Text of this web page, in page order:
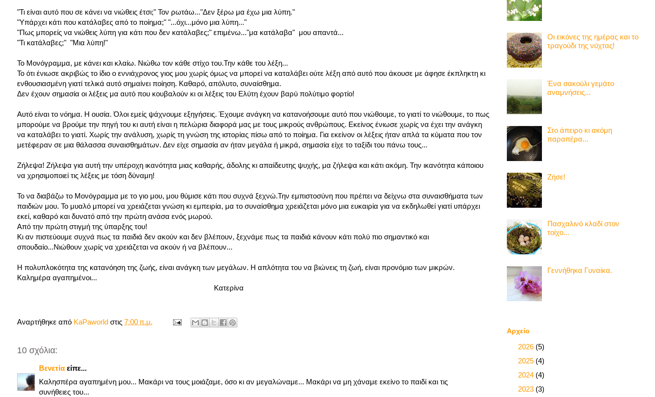
"Τι είναι αυτό που σε κάνει να νιώθεις έτσι;" Τον ρωτάω..."Δεν ξέρω μα έχω μια λύπη."
"Υπάρχει κάτι που κατάλαβες από το ποίημα;" "...όχι...μόνο μια λύπη..."
"Πως μπορείς να νιώθεις λύπη για κάτι που δεν κατάλαβες;" επιμένω..."μα κατάλαβα" μου απαντά...
"Τι κατάλαβες;" "Μια λύπη!"
Το Μονόγραμμα, με κάνει και κλαίω. Νιώθω τον κάθε στίχο του.Την κάθε του λέξη...
Το ότι ένιωσε ακριβώς το ίδιο ο εννιάχρονος γιος μου χωρίς όμως να μπορεί να καταλάβει ούτε λέξη από αυτό που άκουσε με άφησε έκπληκτη κι
ενθουσιασμένη γιατί τελικά αυτό σημαίνει ποίηση. Καθαρό, απόλυτο, συναίσθημα.
Δεν έχουν σημασία οι λέξεις μα αυτό που κουβαλούν κι οι λέξεις του Ελύτη έχουν βαρύ πολύτιμο φορτίο!
Αυτό είναι το νόημα. Η ουσία. Όλοι εμείς ψάχνουμε εξηγήσεις. Έχουμε ανάγκη να κατανοήσουμε αυτό που νιώθουμε, το γιατί το νιώθουμε, το πως
μπορούμε να βρούμε την πηγή του κι αυτή είναι η πελώρια διαφορά μας με τους μικρούς ανθρώπους. Εκείνος ένιωσε χωρίς να έχει την ανάγκη
να καταλάβει το γιατί. Χωρίς την ανάλυση, χωρίς τη γνώση της ιστορίας πίσω από το ποίημα. Για εκείνον οι λέξεις ήταν απλά τα κύματα που τον
μετέφεραν σε μια θάλασσα συναισθημάτων. Δεν είχε σημασία αν ήταν μεγάλα ή μικρά, σημασία είχε το ταξίδι του πάνω τους...
Ζήλεψα! Ζήλεψα για αυτή την υπέροχη ικανότητα μιας καθαρής, άδολης κι απαίδευτης ψυχής, μα ζήλεψα και κάτι ακόμη. Την ικανότητα κάποιου
να χρησιμοποιεί τις λέξεις με τόση δύναμη!
Το να διαβάζω το Μονόγραμμα με το γιο μου, μου θύμισε κάτι που συχνά ξεχνώ.Την εμπιστοσύνη που πρέπει να δείχνω στα συναισθήματα των
παιδιών μου. Το μυαλό μπορεί να χρειάζεται γνώση κι εμπειρία, μα το συναίσθημα χρειάζεται μόνο μια ευκαιρία για να εκδηλωθεί γιατί υπάρχει
εκεί, καθαρό και δυνατό από την πρώτη ανάσα ενός μωρού.
Από την πρώτη στιγμή της ύπαρξης του!
Κι αν πιστεύουμε συχνά πως τα παιδιά δεν ακούν και δεν βλέπουν, ξεχνάμε πως τα παιδιά κάνουν κάτι πολύ πιο σημαντικό και
σπουδαίο...Νιώθουν χωρίς να χρειάζεται να ακούν ή να βλέπουν...
Η πολυπλοκότητα της κατανόηση της ζωής, είναι ανάγκη των μεγάλων. Η απλότητα του να βιώνεις τη ζωή, είναι προνόμιο των μικρών.
Καλημέρα αγαπημένοι...
Κατερίνα
Αναρτήθηκε από KaPaworld στις 7:00 π.μ.
10 σχόλια:
Βενετία είπε...
Καλησπέρα αγαπημένη μου... Μακάρι να τους μοιάζαμε, όσο κι αν μεγαλώναμε... Μακάρι να μη χάναμε εκείνο το παιδί και τις
συνήθειες του...
Οι εικόνες της ημέρας και το
τραγούδι της νύχτας!
Ένα σακούλι γεμάτο
αναμνήσεις...
Στο άπειρο κι ακόμη
παραπέρα...
Ζήσε!
Πασχαλινό κλαδί στον
τοίχο...
Γεννήθηκα Γυναίκα.
Αρχείο
2026 (5)
2025 (4)
2024 (4)
2023 (3)